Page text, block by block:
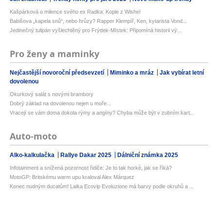
Kašpárková o milence svého ex Radka: Kopie z Wishe!
Babišova „kapela snů“, nebo hrůzy? Rapper Klempíř, Ken, kytarista Vond...
Jedinečný tulipán vyšlechtěný pro Frýdek-Místek: Připomíná historii vý...
Pro ženy a maminky
Nejčastější novoroční předsevzetí Miminko a mráz
Jak vybírat letní
dovolenou
Okurkový salát s novými brambory
Dobrý základ na dovolenou nejen u moře...
Vracejí se vám doma dokola rýmy a angíny? Chyba může být v zubním kart...
Auto-moto
Alko-kalkulačka Rallye Dakar 2025 Dálniční známka 2025
Infotainment a snížená pozornost řidiče: Je to tak horké, jak se říká?
MotoGP: Britskému warm upu kraloval Alex Márquez
Konec nudným ducatům! Laika Ecovip Evoluzione má barvy podle okruhů a ...